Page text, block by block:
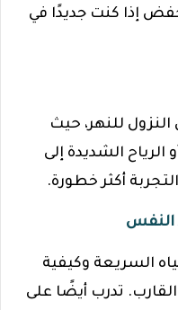
إذا كنت جديدًا في
للنهر، حيث
الرياح الشديدة إلى
أكثر خطورة.
السريعة وكيفية
تدرب أيضًا على